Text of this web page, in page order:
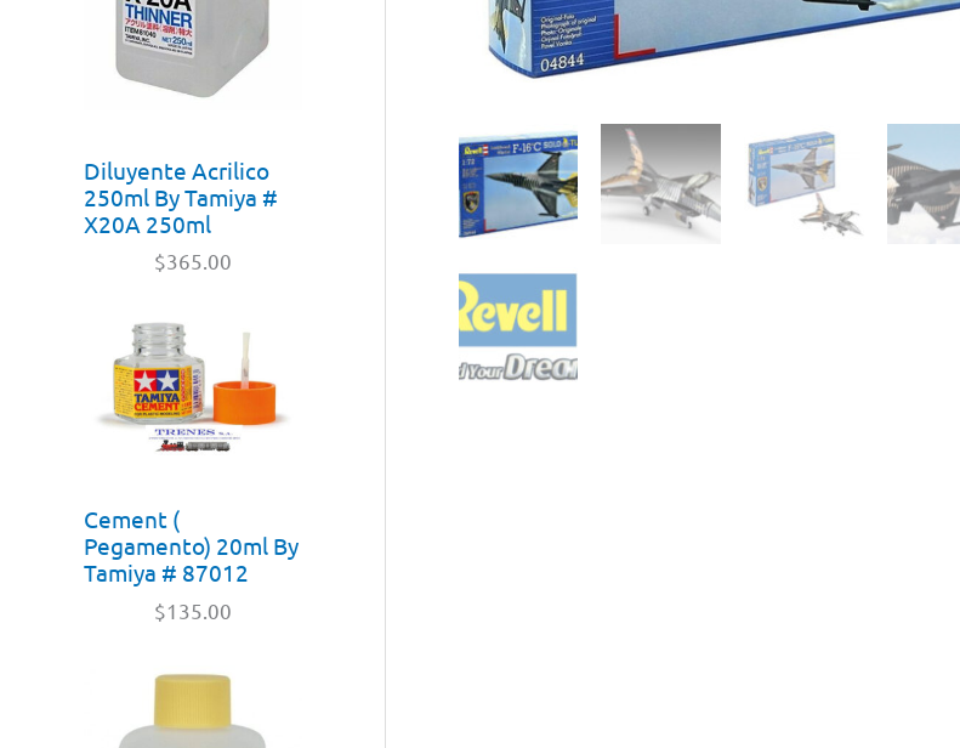
Diluyente Acrilico
250ml By Tamiya #
X20A 250ml
$365.00
Cement (
Pegamento) 20ml By
Tamiya # 87012
$135.00